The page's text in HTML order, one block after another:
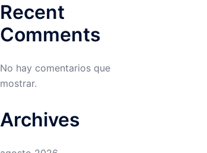
Recent
Comments
No hay comentarios que
mostrar.
Archives